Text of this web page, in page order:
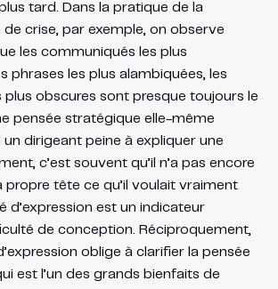
tard. Dans la pratique de la
crise, par exemple, on observe
les communiqués les plus
phrases les plus alambiquées, les
plus obscures sont presque toujours le
pensée stratégique elle-même
dirigeant peine à expliquer une
c’est souvent qu’il n’a pas encore
propre tête ce qu’il voulait vraiment
d’expression est un indicateur
de conception. Réciproquement,
oblige à clarifier la pensée
est l’un des grands bienfaits de